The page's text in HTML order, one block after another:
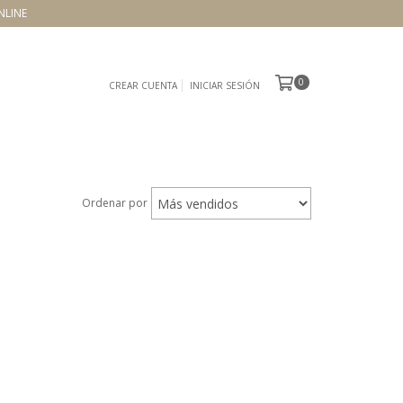
CREAR CUENTA INICIAR SESIÓN 0
Ordenar por